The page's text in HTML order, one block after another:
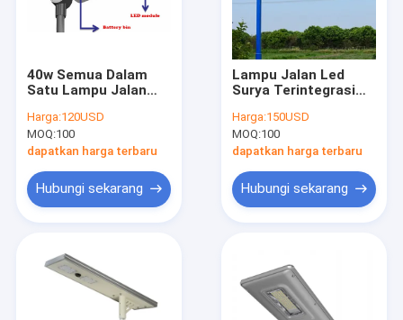
Lampu Rumput Surya
Lampu Lansekap LED Luar Ruangan
Pencahayaan Lanskap Tahan Air
Menara Komunikasi
Kotak Baterai Tenaga Surya
40w Semua Dalam
Satu Lampu Jalan
Terintegrasi 8m 9m
10m 11m 12m 60 Wp
Harga:120USD
MOQ:100
dapatkan harga terbaru
Hubungi sekarang
Lampu Jalan Led
Surya Terintegrasi
semua dalam satu
lampu jalan surya
Harga:150USD
MOQ:100
dapatkan harga terbaru
Hubungi sekarang